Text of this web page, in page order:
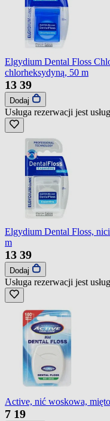
Elgydium Dental Floss
chlorheksydyną, 50 m
13 39
Dodaj
Usługa rezerwacji jest
Elgydium Dental Floss,
m
13 39
Dodaj
Usługa rezerwacji jest
Active, nić woskowa,
7 19